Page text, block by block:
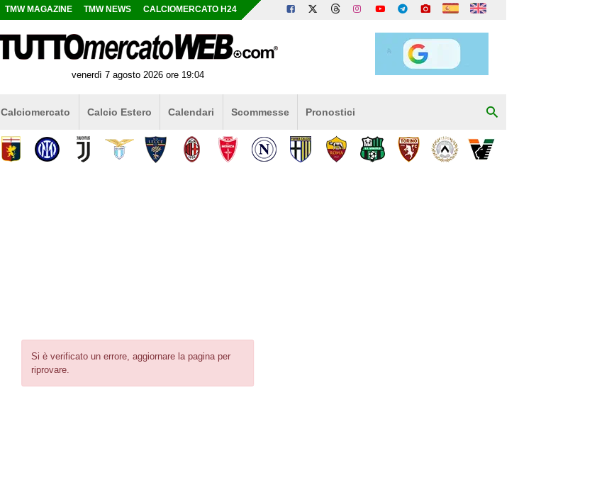
Si è verificato un errore, aggiornare la pagina per
riprovare.
TMW MAGAZINE TMW NEWS CALCIOMERCATO H24
venerdì 7 agosto 2026 ore 19:04
Calciomercato Calcio Estero Calendari Scommesse Pronostici